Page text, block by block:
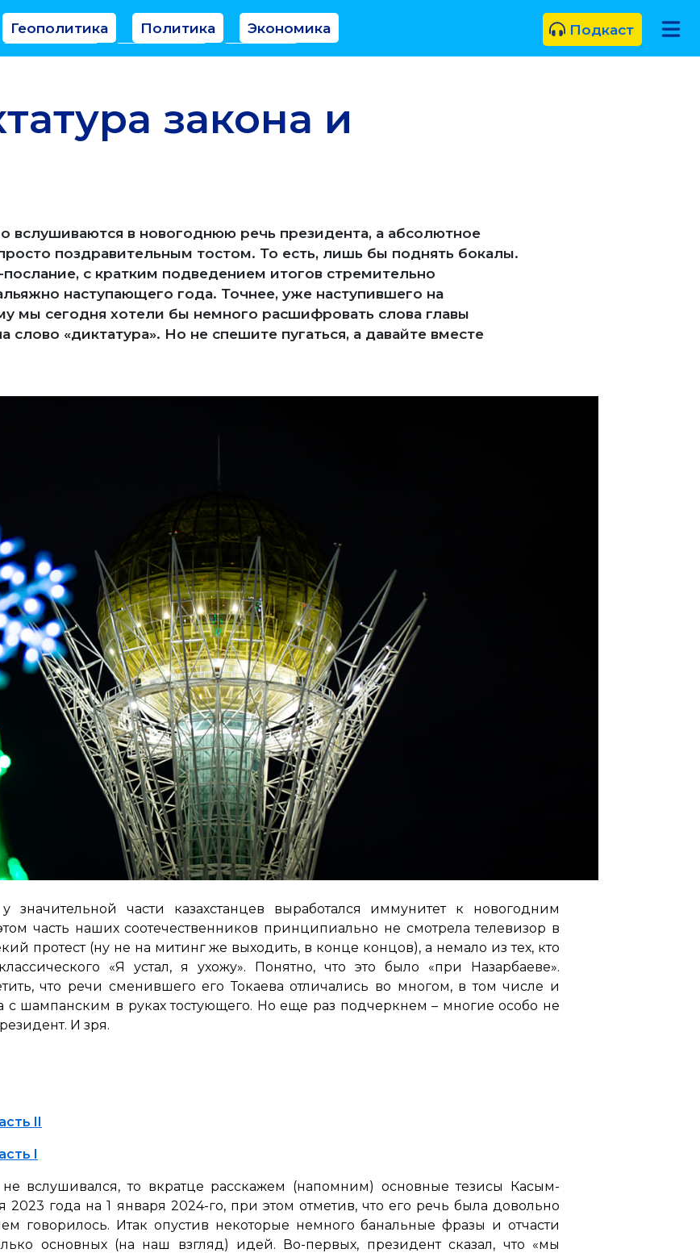
Геополитика Политика
Экономика
Аналитика
Интервью Мнение
Подкаст
закона и
вслушиваются в новогоднюю речь президента, а абсолютное
поздравительным тостом. То есть, лишь бы поднять бокалы.
с кратким подведением итогов стремительно
наступающего года. Точнее, уже наступившего на
мы сегодня хотели бы немного расшифровать слова главы
слово «диктатура». Но не спешите пугаться, а давайте вместе
значительной части казахстанцев выработался иммунитет к новогодним
часть наших соотечественников принципиально не смотрела телевизор в
протест (ну не на митинг же выходить, в конце концов), а немало из тех, кто
«Я устал, я ухожу». Понятно, что это было «при Назарбаеве».
что речи сменившего его Токаева отличались во многом, в том числе и
с шампанским в руках тостующего. Но еще раз подчеркнем – многие особо не
И зря.
II
I
вслушивался, то вкратце расскажем (напомним) основные тезисы Касым-
2023 года на 1 января 2024-го, при этом отметив, что его речь была довольно
говорилось. Итак опустив некоторые немного банальные фразы и отчасти
основных (на наш взгляд) идей. Во-первых, президент сказал, что «мы